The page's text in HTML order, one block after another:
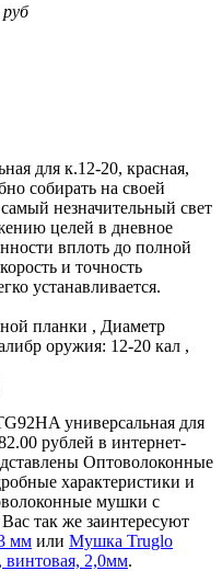
руб
для к.12-20, красная,
собирать на своей
незначительный свет
целей в дневное
вплоть до полной
и точность
устанавливается.
планки , Диаметр
оружия: 12-20 кал ,
универсальная для
рублей в интернет-
Оптоволоконные
характеристики и
мушки с
так же заинтересуют
мм или Мушка Truglo
винтовая, 2,0мм.